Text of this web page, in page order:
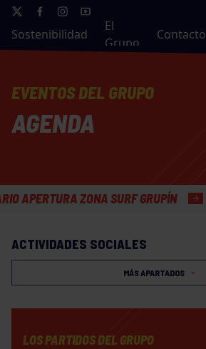
Sostenibilidad
El
Grupo
Contacto
EVENTOS DEL GRUPO
AGENDA
ZONA SURF GRUPÍN
ACTIVIDADES SOCIALES
MÁS APARTADOS
LOS PARTIDOS DEL GRUPO